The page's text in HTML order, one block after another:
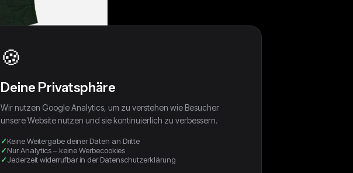
🍪
Deine Privatsphäre
Wir nutzen Google Analytics, um zu verstehen wie Besucher
unsere Website nutzen und sie kontinuierlich zu verbessern.
Keine Weitergabe deiner Daten an Dritte
Nur Analytics – keine Werbecookies
Jederzeit widerrufbar in der Datenschutzerklärung